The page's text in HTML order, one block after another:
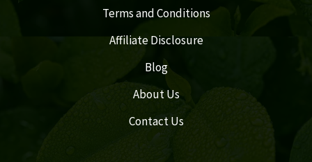
Terms and Conditions
Affiliate Disclosure
Blog
About Us
Contact Us